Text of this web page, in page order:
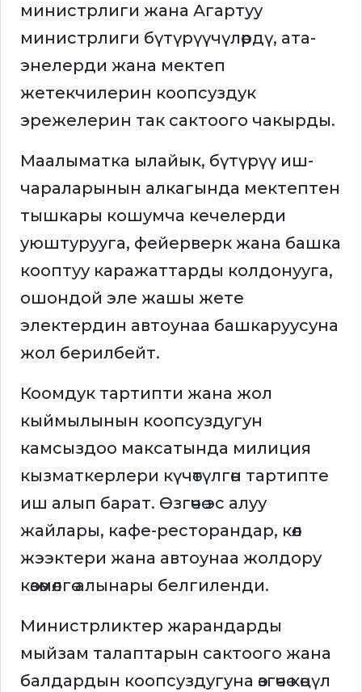
министрлиги жана Агартуу
министрлиги бүтүрүүчүлөрдү, ата-
энелерди жана мектеп
жетекчилерин коопсуздук
эрежелерин так сактоого чакырды.
Маалыматка ылайык, бүтүрүү иш-
чараларынын алкагында мектептен
тышкары кошумча кечелерди
уюштурууга, фейерверк жана башка
кооптуу каражаттарды колдонууга,
ошондой эле жашы жете
электердин автоунаа башкаруусуна
жол берилбейт.
Коомдук тартипти жана жол
кыймылынын коопсуздугун
камсыздоо максатында милиция
кызматкерлери күчөтүлгөн тартипте
иш алып барат. Өзгөчө эс алуу
жайлары, кафе-ресторандар, көл
жээктери жана автоунаа жолдору
көзөмөлгө алынары белгиленди.
Министрликтер жарандарды
мыйзам талаптарын сактоого жана
балдардын коопсуздугуна өзгөчө көңүл